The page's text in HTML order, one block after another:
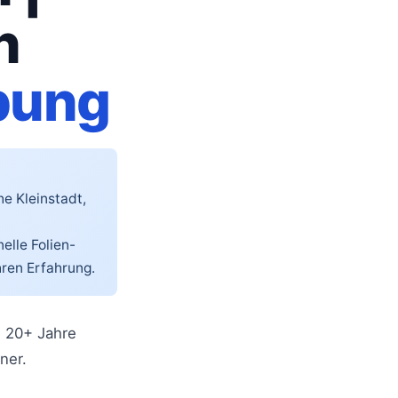
Kleinstadt,
Folien-
Erfahrung.
20+ Jahre